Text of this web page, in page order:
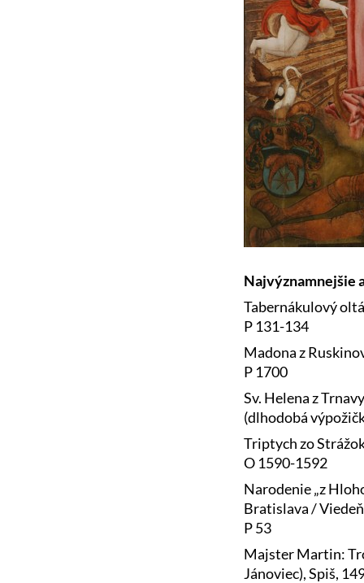
Najvýznamnejšie
Tabernákulový
P 131-134
Madona z
P 1700
Sv. Helena z
(dlhodobá
Triptych zo
O 1590-1592
Narodenie „z
Bratislava /
P 53
Majster Martin:
Jánoviec), Spiš,